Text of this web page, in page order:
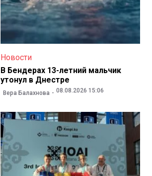
Новости
В Бендерах 13-летний мальчик
утонул в Днестре
Вера Балахнова 08.08.2026 15:06